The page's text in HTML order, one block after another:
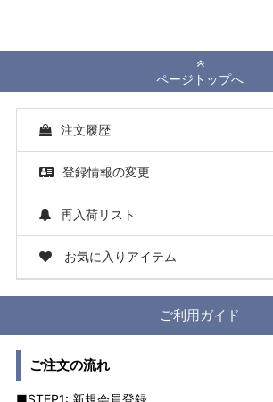
ページトップへ
注文履歴
登録情報の変更
再入荷リスト
お気に入りアイテム
ご利用ガイド
ご注文の流れ